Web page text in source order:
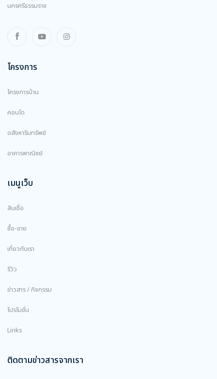
นครศรีธรรมราช
โครงการ
โครงการบ้าน
คอนโด
อสังหาริมทรัพย์
อาคารพาณิชย์
เมนูเว็บ
สินเชื่อ
ซื้อ-ขาย
เกี่ยวกับเรา
รีวิว
ข่าวสาร / กิจกรรม
โปรโมชั่น
Links
ติดตามข่าวสารจากเรา